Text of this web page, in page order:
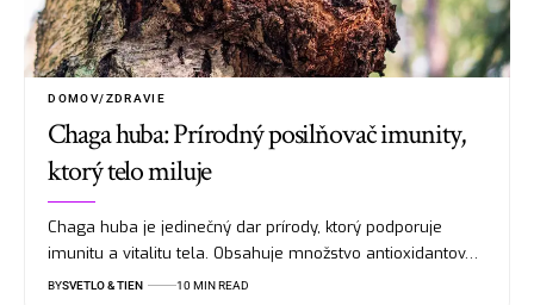
DOMOV/ZDRAVIE
Chaga huba: Prírodný posilňovač imunity,
ktorý telo miluje
Chaga huba je jedinečný dar prírody, ktorý podporuje
imunitu a vitalitu tela. Obsahuje množstvo antioxidantov…
BYSVETLO & TIEN 10 MIN READ